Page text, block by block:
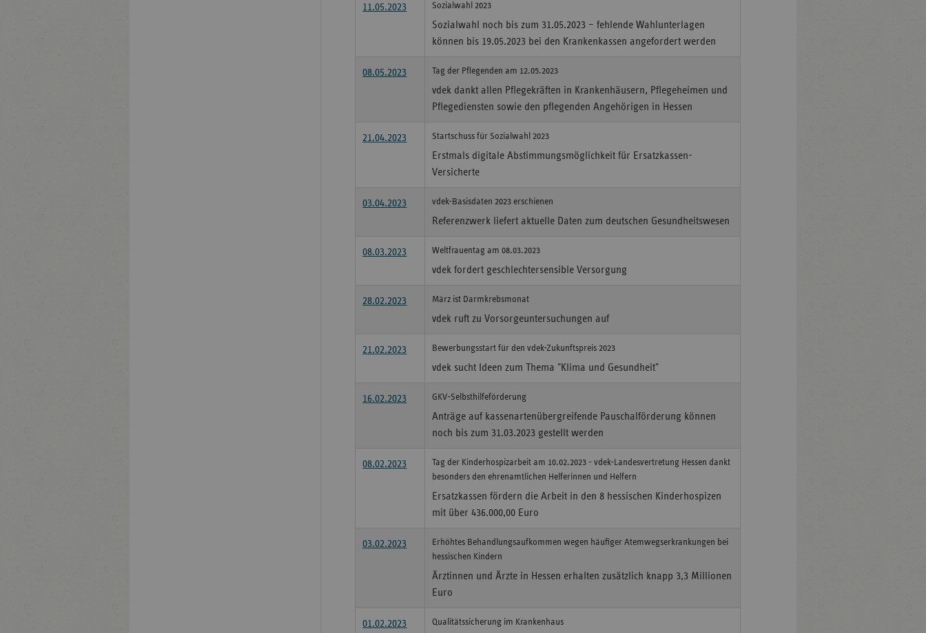
11.05.2023 Sozialwahl 2023
Sozialwahl noch bis zum 31.05.2023 – fehlende Wahlunterlagen
können bis 19.05.2023 bei den Krankenkassen angefordert werden
08.05.2023 Tag der Pflegenden am 12.05.2023
vdek dankt allen Pflegekräften in Krankenhäusern, Pflegeheimen und
Pflegediensten sowie den pflegenden Angehörigen in Hessen
21.04.2023 Startschuss für Sozialwahl 2023
Erstmals digitale Abstimmungsmöglichkeit für Ersatzkassen-
Versicherte
03.04.2023 vdek-Basisdaten 2023 erschienen
Referenzwerk liefert aktuelle Daten zum deutschen Gesundheitswesen
08.03.2023 Weltfrauentag am 08.03.2023
vdek fordert geschlechtersensible Versorgung
28.02.2023 März ist Darmkrebsmonat
vdek ruft zu Vorsorgeuntersuchungen auf
21.02.2023 Bewerbungsstart für den vdek-Zukunftspreis 2023
vdek sucht Ideen zum Thema "Klima und Gesundheit"
16.02.2023 GKV-Selbsthilfeförderung
Anträge auf kassenartenübergreifende Pauschalförderung können
noch bis zum 31.03.2023 gestellt werden
08.02.2023
Tag der Kinderhospizarbeit am 10.02.2023 - vdek-Landesvertretung Hessen dankt
besonders den ehrenamtlichen Helferinnen und Helfern
Ersatzkassen fördern die Arbeit in den 8 hessischen Kinderhospizen
mit über 436.000,00 Euro
03.02.2023
Erhöhtes Behandlungsaufkommen wegen häufiger Atemwegserkrankungen bei
hessischen Kindern
Ärztinnen und Ärzte in Hessen erhalten zusätzlich knapp 3,3 Millionen
Euro
01.02.2023 Qualitätssicherung im Krankenhaus